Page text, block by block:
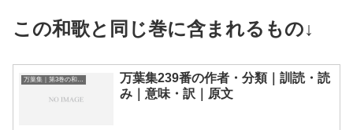
この和歌と同じ巻に含まれるもの↓
万葉集239番の作者・分類｜訓読・読
み｜意味・訳｜原文